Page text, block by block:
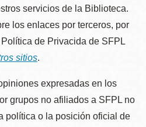
servicios de la Biblioteca.
los enlaces por terceros, por
de Privacida de SFPL
sitios.
expresadas en los
grupos no afiliados a SFPL no
política o la posición oficial de